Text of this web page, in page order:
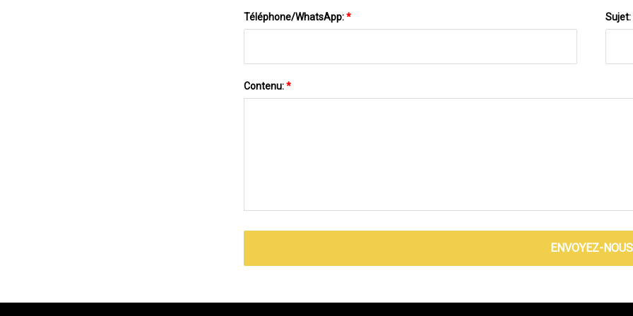
Téléphone/WhatsApp:* Sujet:
Contenu:*
ENVOYEZ-NOUS